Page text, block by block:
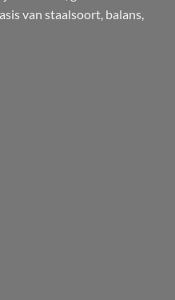
van staalsoort, balans,